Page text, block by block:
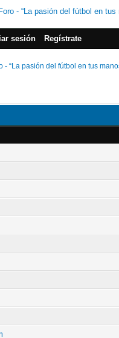
sesión Regístrate
- “La pasión del fútbol en tus